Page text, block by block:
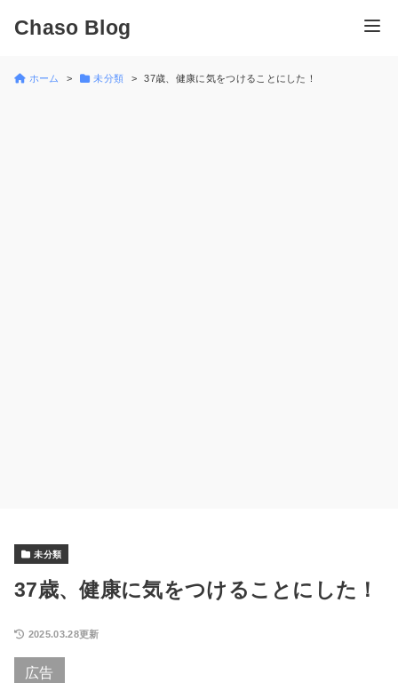
Chaso Blog
ホーム 未分類 37歳、健康に気をつけることにした！
未分類
37歳、健康に気をつけることにした！
2025.03.28更新
広告